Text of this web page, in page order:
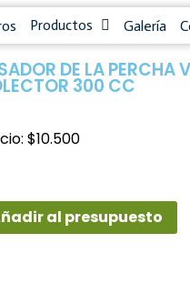
Productos Galería
DE LA PERCHA
300 CC
$10.500
al presupuesto